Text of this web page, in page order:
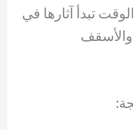
تبدأ آثارها في